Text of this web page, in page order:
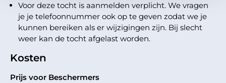
Voor deze tocht is aanmelden verplicht. We vragen
je je telefoonnummer ook op te geven zodat we je
kunnen bereiken als er wijzigingen zijn. Bij slecht
weer kan de tocht afgelast worden.
Kosten
Prijs voor Beschermers